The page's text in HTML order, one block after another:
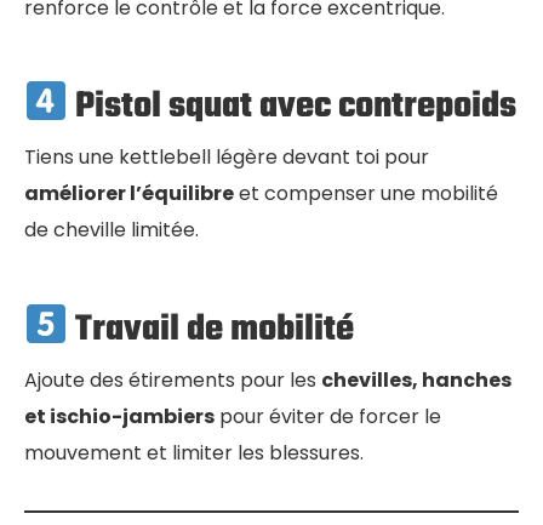
renforce le contrôle et la force excentrique.
Pistol squat avec contrepoids
Tiens une kettlebell légère devant toi pour
améliorer l’équilibreet compenser une mobilité
de cheville limitée.
Travail de mobilité
Ajoute des étirements pour les chevilles, hanches
et ischio-jambiers pour éviter de forcer le
mouvement et limiter les blessures.